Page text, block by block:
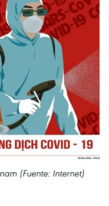
(Fuente: Internet)